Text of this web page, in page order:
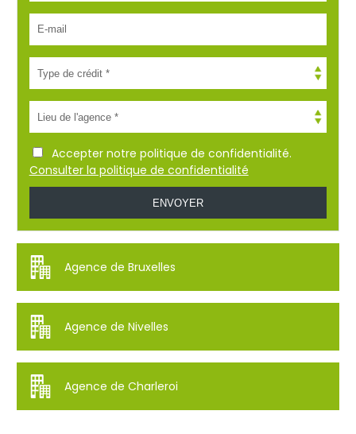
Accepter notre politique de confidentialité.
Consulter la politique de confidentialité
Agence de Bruxelles
Agence de Nivelles
Agence de Charleroi